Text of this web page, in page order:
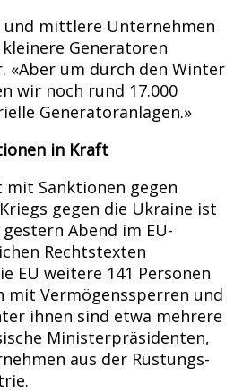
und mittlere Unternehmen
Generatoren
«Aber um durch den Winter
wir noch rund 17.000
Generatoranlagen.»
in Kraft
mit Sanktionen gegen
gegen die Ukraine ist
Abend im EU-
Rechtstexten
EU weitere 141 Personen
mit Vermögenssperren und
ihnen sind etwa mehrere
Ministerpräsidenten,
aus der Rüstungs-